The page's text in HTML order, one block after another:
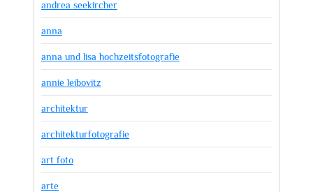
andrea seekircher
anna
anna und lisa hochzeitsfotografie
annie leibovitz
architektur
architekturfotografie
art foto
arte